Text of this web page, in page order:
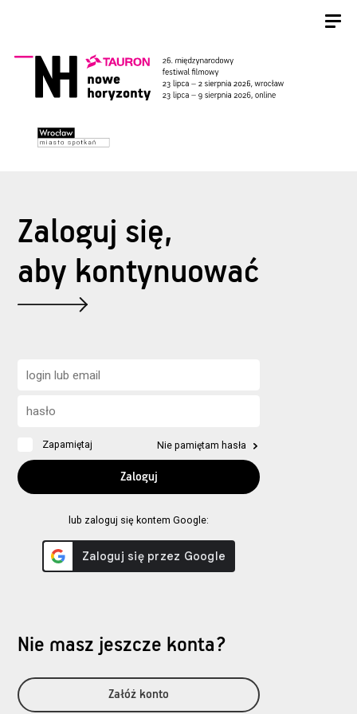
Zaloguj się,
aby kontynuować
Zapamiętaj Nie pamiętam hasła
lub zaloguj się kontem Google:
Nie masz jeszcze konta?
Załóż konto